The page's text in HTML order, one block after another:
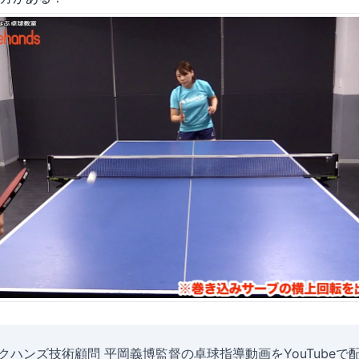
ハンズ技術顧問 平岡義博監督の卓球指導動画をYouTubeで